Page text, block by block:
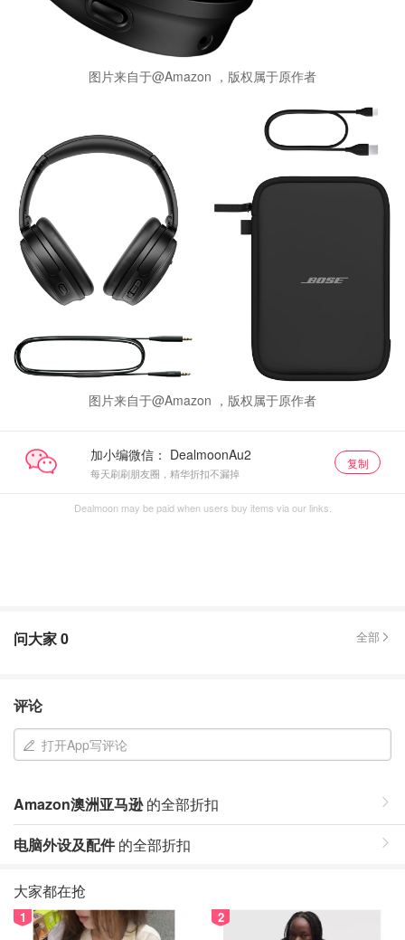
图片来自于@Amazon ，版权属于原作者
图片来自于@Amazon ，版权属于原作者
加小编微信：
每天刷刷朋友圈，精华折扣不漏掉
复制
Dealmoon may be paid when users buy items via our links.
问大家0 全部
评论
打开App写评论
Amazon澳洲亚马逊的全部折扣
电脑外设及配件的全部折扣
大家都在抢
1 2